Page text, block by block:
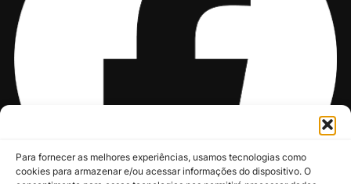
Para fornecer as melhores experiências, usamos tecnologias como
cookies para armazenar e/ou acessar informações do dispositivo. O